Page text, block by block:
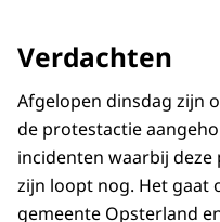
Verdachten
Afgelopen dinsdag zijn
de protestactie
incidenten waarbij
zijn loopt nog. Het gaat
gemeente Opsterland